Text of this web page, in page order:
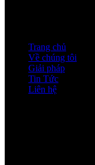
Trang chủ
Về chúng tôi
Giải pháp
Tin Tức
Liên hệ